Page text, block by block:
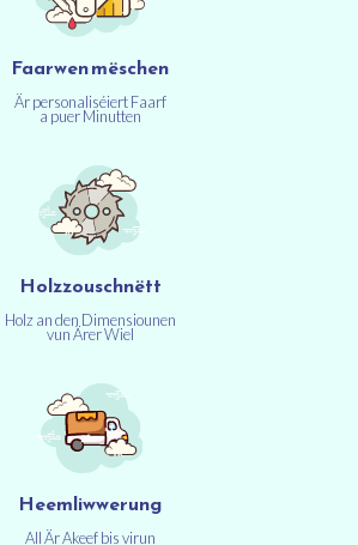
Faarwen mëschen
Är personaliséiert Faarf
a puer Minutten
Holzzouschnëtt
Holz an den Dimensiounen
vun Ärer Wiel
Heemliwwerung
All Är Akeef bis virun